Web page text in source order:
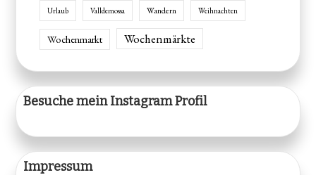
Urlaub Valldemossa Wandern Weihnachten
Wochenmarkt Wochenmärkte
Besuche mein Instagram Profil
Impressum